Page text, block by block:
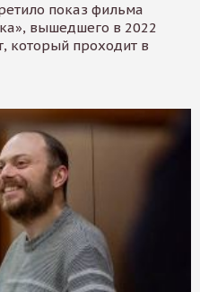
показ фильма
вышедшего в 2022
который проходит в